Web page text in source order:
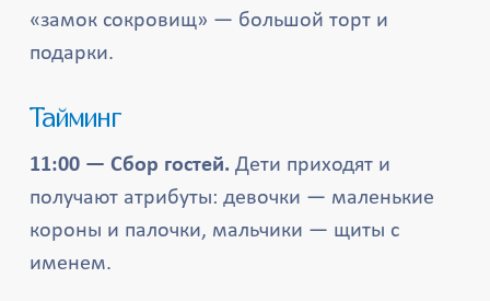
«замок сокровищ» — большой торт и
подарки.
Тайминг
11:00 — Сбор гостей. Дети приходят и
получают атрибуты: девочки — маленькие
короны и палочки, мальчики — щиты с
именем.